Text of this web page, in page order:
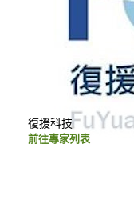
復援科技
前往專家列表